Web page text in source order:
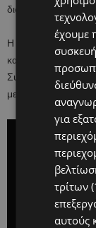
διαφορετικότητα.
Η ομάδα
κατά την περσινή
Συνδρόμου Down
με το hashtag
έχουμε
για
τρίτων
αυτούς